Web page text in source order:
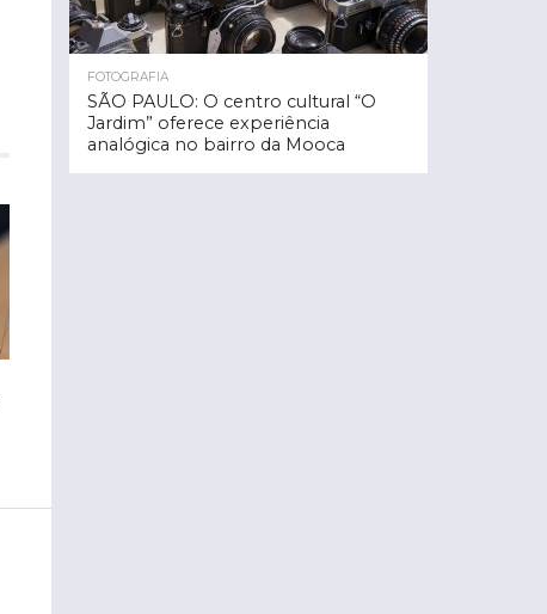
FOTOGRAFIA
SÃO PAULO: O centro cultural “O
Jardim” oferece experiência
analógica no bairro da Mooca